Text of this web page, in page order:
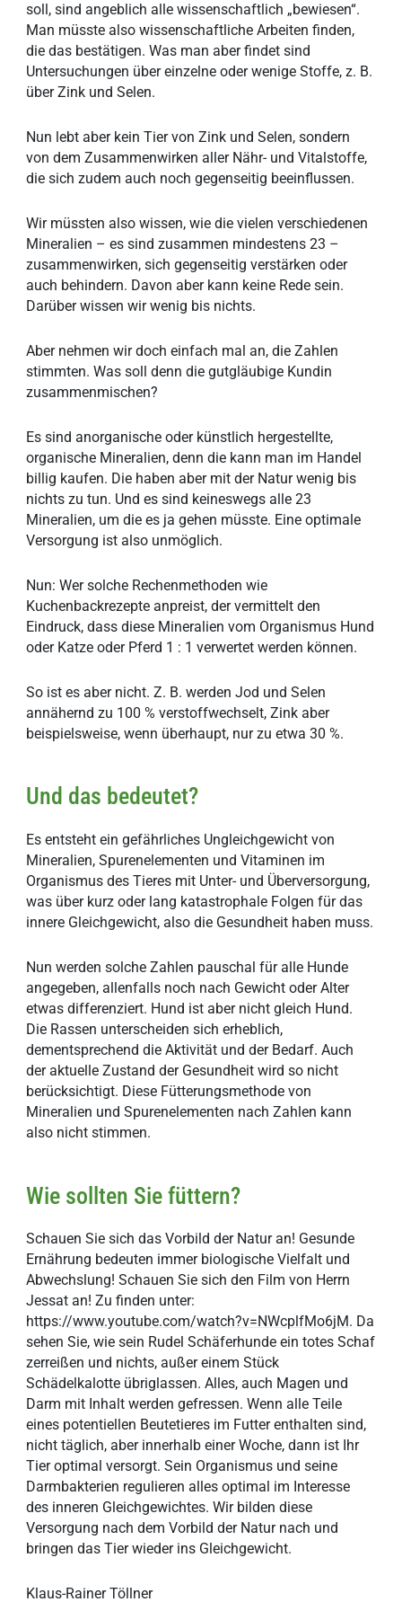
soll, sind angeblich alle wissenschaftlich „bewiesen“.
Man müsste also wissenschaftliche Arbeiten finden,
die das bestätigen. Was man aber findet sind
Untersuchungen über einzelne oder wenige Stoffe, z. B.
über Zink und Selen.
Nun lebt aber kein Tier von Zink und Selen, sondern
von dem Zusammenwirken aller Nähr- und Vitalstoffe,
die sich zudem auch noch gegenseitig beeinflussen.
Wir müssten also wissen, wie die vielen verschiedenen
Mineralien – es sind zusammen mindestens 23 –
zusammenwirken, sich gegenseitig verstärken oder
auch behindern. Davon aber kann keine Rede sein.
Darüber wissen wir wenig bis nichts.
Aber nehmen wir doch einfach mal an, die Zahlen
stimmten. Was soll denn die gutgläubige Kundin
zusammenmischen?
Es sind anorganische oder künstlich hergestellte,
organische Mineralien, denn die kann man im Handel
billig kaufen. Die haben aber mit der Natur wenig bis
nichts zu tun. Und es sind keineswegs alle 23
Mineralien, um die es ja gehen müsste. Eine optimale
Versorgung ist also unmöglich.
Nun: Wer solche Rechenmethoden wie
Kuchenbackrezepte anpreist, der vermittelt den
Eindruck, dass diese Mineralien vom Organismus Hund
oder Katze oder Pferd 1 : 1 verwertet werden können.
So ist es aber nicht. Z. B. werden Jod und Selen
annähernd zu 100 % verstoffwechselt, Zink aber
beispielsweise, wenn überhaupt, nur zu etwa 30 %.
Und das bedeutet?
Es entsteht ein gefährliches Ungleichgewicht von
Mineralien, Spurenelementen und Vitaminen im
Organismus des Tieres mit Unter- und Überversorgung,
was über kurz oder lang katastrophale Folgen für das
innere Gleichgewicht, also die Gesundheit haben muss.
Nun werden solche Zahlen pauschal für alle Hunde
angegeben, allenfalls noch nach Gewicht oder Alter
etwas differenziert. Hund ist aber nicht gleich Hund.
Die Rassen unterscheiden sich erheblich,
dementsprechend die Aktivität und der Bedarf. Auch
der aktuelle Zustand der Gesundheit wird so nicht
berücksichtigt. Diese Fütterungsmethode von
Mineralien und Spurenelementen nach Zahlen kann
also nicht stimmen.
Wie sollten Sie füttern?
Schauen Sie sich das Vorbild der Natur an! Gesunde
Ernährung bedeuten immer biologische Vielfalt und
Abwechslung! Schauen Sie sich den Film von Herrn
Jessat an! Zu finden unter:
https://www.youtube.com/watch?v=NWcplfMo6jM. Da
sehen Sie, wie sein Rudel Schäferhunde ein totes Schaf
zerreißen und nichts, außer einem Stück
Schädelkalotte übriglassen. Alles, auch Magen und
Darm mit Inhalt werden gefressen. Wenn alle Teile
eines potentiellen Beutetieres im Futter enthalten sind,
nicht täglich, aber innerhalb einer Woche, dann ist Ihr
Tier optimal versorgt. Sein Organismus und seine
Darmbakterien regulieren alles optimal im Interesse
des inneren Gleichgewichtes. Wir bilden diese
Versorgung nach dem Vorbild der Natur nach und
bringen das Tier wieder ins Gleichgewicht.
Klaus-Rainer Töllner